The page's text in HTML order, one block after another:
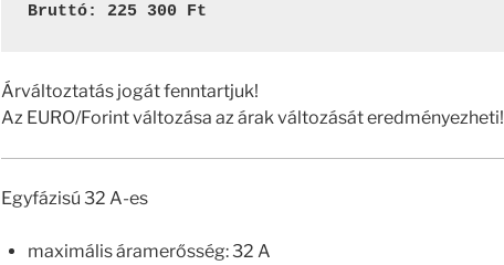
Bruttó: 225 300 Ft
Árváltoztatás jogát fenntartjuk!
Az EURO/Forint változása az árak változását eredményezheti!
Egyfázisú 32 A-es
maximális áramerősség: 32 A